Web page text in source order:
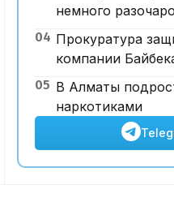
немного
04 Прокуратура
компании
05 В Алматы
наркотиками